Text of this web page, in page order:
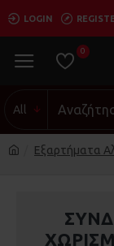
LOGIN
0
All
Εξαρτήματα